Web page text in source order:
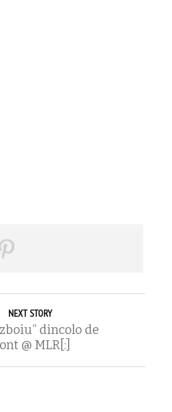
NEXT STORY
dincolo de
@ MLR[:]